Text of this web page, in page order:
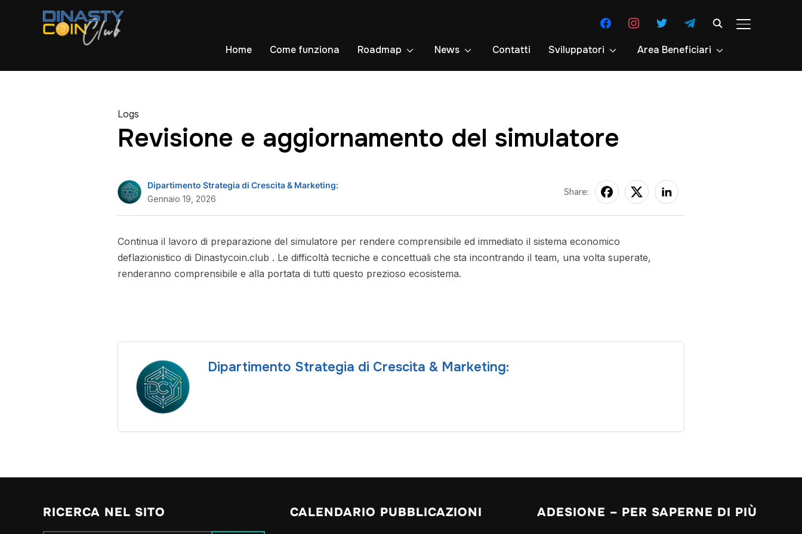
APRI/CHIUDI
facebookinstagram
twitter telegram
Home Come funziona Roadmap News Contatti Sviluppatori Area Beneficiari
Logs
Revisione e aggiornamento del simulatore
Dipartimento Strategia di Crescita & Marketing:
Gennaio 19, 2026
Share:
Continua il lavoro di preparazione del simulatore per rendere comprensibile ed immediato il sistema economico
deflazionistico di Dinastycoin.club . Le difficoltà tecniche e concettuali che sta incontrando il team, una volta superate,
renderanno comprensibile e alla portata di tutti questo prezioso ecosistema.
Dipartimento Strategia di Crescita & Marketing:
RICERCA NEL SITO CALENDARIO PUBBLICAZIONI ADESIONE – PER SAPERNE DI PIÙ